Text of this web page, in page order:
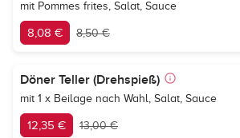
mit Pommes frites, Salat, Sauce
8,08 € 8,50 €
Döner Teller (Drehspieß)
mit 1 x Beilage nach Wahl, Salat, Sauce
12,35 € 13,00 €